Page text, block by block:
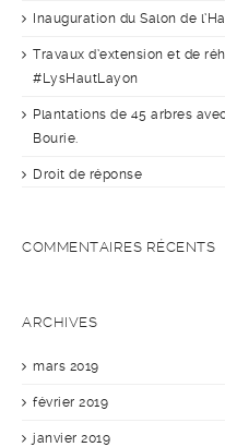
Inauguration du Salon de
Travaux d’extension et de
#LysHautLayon
Plantations de 45 arbres
Bourie.
Droit de réponse
COMMENTAIRES RÉCENTS
ARCHIVES
mars 2019
février 2019
janvier 2019